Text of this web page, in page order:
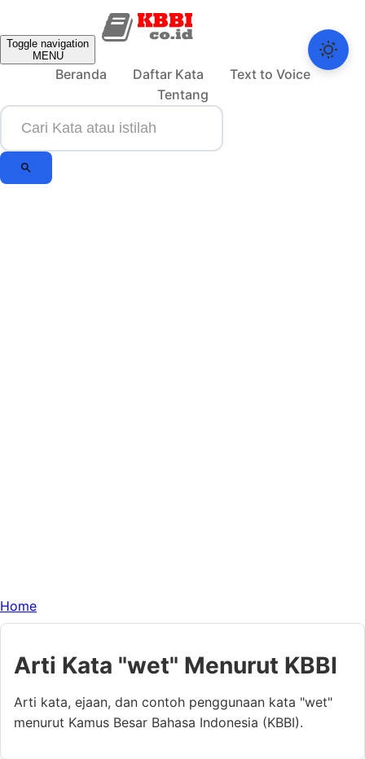
Toggle navigation
MENU
Beranda Daftar Kata
Text to Voice
Tentang
Home
Arti Kata "wet" Menurut KBBI
Arti kata, ejaan, dan contoh penggunaan kata "wet"
menurut Kamus Besar Bahasa Indonesia (KBBI).